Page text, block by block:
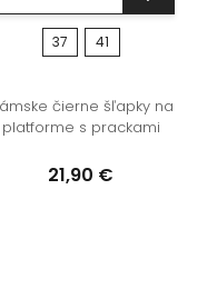
37 41
čierne šľapky na
platforme s prackami
21,90 €